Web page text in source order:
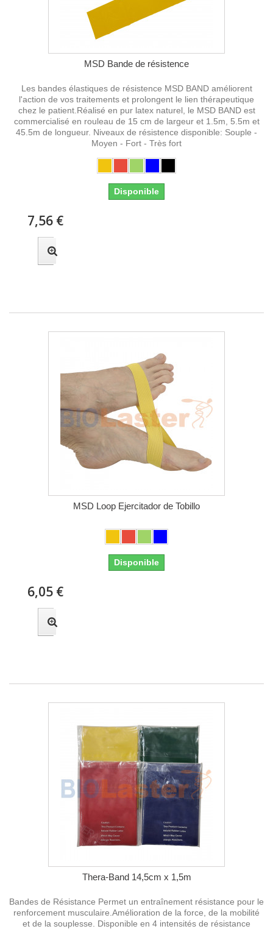
MSD Bande de résistence
Les bandes élastiques de résistence MSD BAND améliorent
l'action de vos traitements et prolongent le lien thérapeutique
chez le patient.Réalisé en pur latex naturel, le MSD BAND est
commercialisé en rouleau de 15 cm de largeur et 1.5m, 5.5m et
45.5m de longueur. Niveaux de résistence disponible: Souple -
Moyen - Fort - Très fort
Disponible
7,56 €
MSD Loop Ejercitador de Tobillo
Disponible
6,05 €
Thera-Band 14,5cm x 1,5m
Bandes de Résistance Permet un entraînement résistance pour le
renforcement musculaire.Amélioration de la force, de la mobilité
et de la souplesse. Disponible en 4 intensités de résistance